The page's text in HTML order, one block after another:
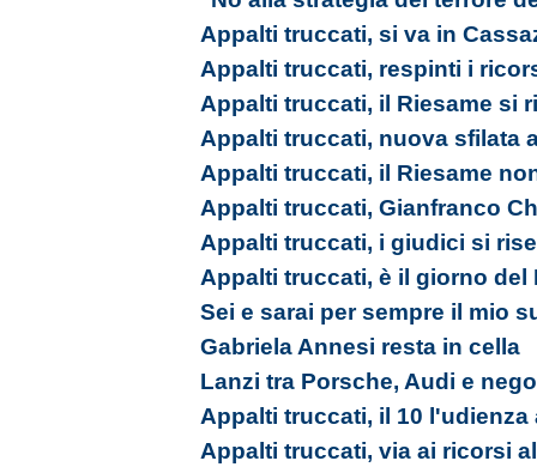
Appalti truccati, si va in
Appalti truccati, respinti i
Appalti truccati, il Riesame si
Appalti truccati, nuova sfilata
Appalti truccati, il Riesame
Appalti truccati, Gianfranco
Appalti truccati, i giudici si
Appalti truccati, è il giorno del
Sei e sarai per sempre il mio
Gabriela Annesi resta in cella
Lanzi tra Porsche, Audi e
Appalti truccati, il 10 l'udienza
Appalti truccati, via ai ricorsi